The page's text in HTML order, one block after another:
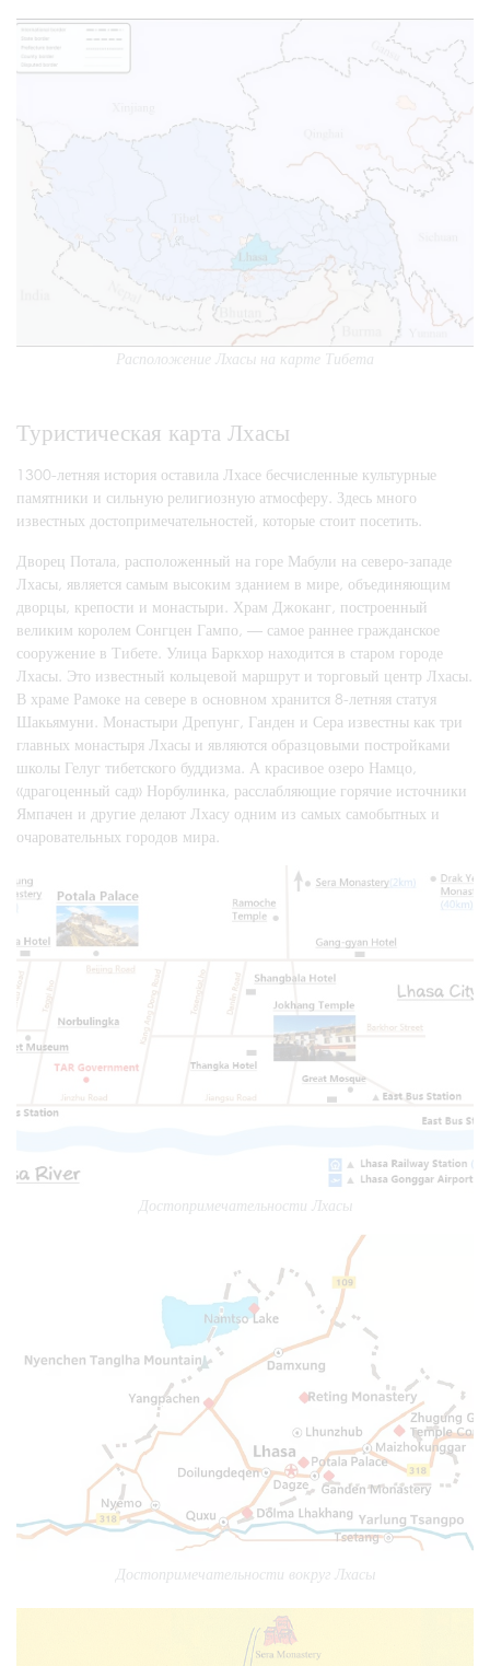
Расположение Лхасы на карте Тибета
Туристическая карта Лхасы
1300-летняя история оставила Лхасе бесчисленные культурные
памятники и сильную религиозную атмосферу. Здесь много
известных достопримечательностей, которые стоит посетить.
Дворец Потала, расположенный на горе Мабули на северо-западе
Лхасы, является самым высоким зданием в мире, объединяющим
дворцы, крепости и монастыри. Храм Джоканг, построенный
великим королем Сонгцен Гампо, — самое раннее гражданское
сооружение в Тибете. Улица Баркхор находится в старом городе
Лхасы. Это известный кольцевой маршрут и торговый центр Лхасы.
В храме Рамоке на севере в основном хранится 8-летняя статуя
Шакьямуни. Монастыри Дрепунг, Ганден и Сера известны как три
главных монастыря Лхасы и являются образцовыми постройками
школы Гелуг тибетского буддизма. А красивое озеро Намцо,
«драгоценный сад» Норбулинка, расслабляющие горячие источники
Ямпачен и другие делают Лхасу одним из самых самобытных и
очаровательных городов мира.
Достопримечательности Лхасы
Достопримечательности вокруг Лхасы